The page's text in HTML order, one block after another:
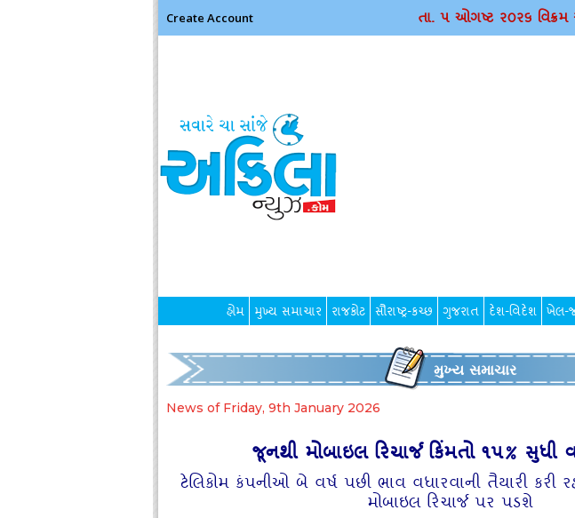
Create Account તા. ૫ ઓગષ્ટ ર૦ર૬
હોમ મુખ્ય સમાચાર રાજકોટ સૌરાષ્ટ્ર-કચ્છ ગુજરાત દેશ-વિદેશ ખેલ-
મુખ્ય સમાચાર
News of Friday, 9th January 2026
જૂનથી મોબાઇલ રિચાર્જ કિંમતો ૧૫%
ટેલિકોમ કંપનીઓ બે વર્ષ પછી ભાવ વધારવાની તૈયારી કરી
મોબાઇલ રિચાર્જ પર પડશે